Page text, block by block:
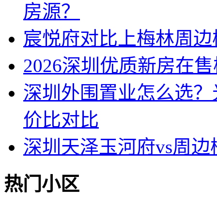
房源？
宸悦府对比上梅林周
2026深圳优质新房在
深圳外围置业怎么选
价比对比
深圳天泽玉河府vs周
热门小区